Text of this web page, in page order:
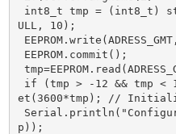
ULL, 10);
et(3600*tmp); //
p));